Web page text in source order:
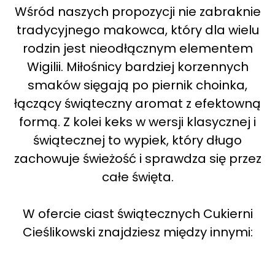
Wśród naszych propozycji nie zabraknie
tradycyjnego makowca, który dla wielu
rodzin jest nieodłącznym elementem
Wigilii. Miłośnicy bardziej korzennych
smaków sięgają po piernik choinka,
łączący świąteczny aromat z efektowną
formą. Z kolei keks w wersji klasycznej i
świątecznej to wypiek, który długo
zachowuje świeżość i sprawdza się przez
całe święta.
W ofercie ciast świątecznych Cukierni
Cieślikowski znajdziesz między innymi: